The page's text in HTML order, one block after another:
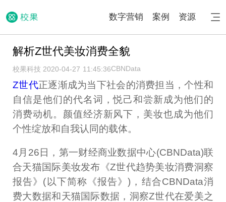
数字营销 案例 资源
解析Z世代美妆消费全貌
校果科技 2020-04-27 11:45:36CBNData
Z世代正逐渐成为当下社会的消费担当，个性和
自信是他们的代名词，悦己和尝新成为他们的
消费动机。颜值经济新风下，美妆也成为他们
个性绽放和自我认同的载体。
4月26日，第一财经商业数据中心(CBNData)联
合天猫国际美妆发布《Z世代趋势美妆消费洞察
报告》(以下简称《报告》)，结合CBNData消
费大数据和天猫国际数据，洞察Z世代在爱美之